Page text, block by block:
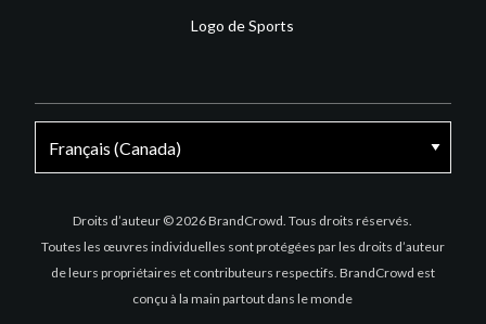
Logo de Sports
Droits d’auteur © 2026 BrandCrowd. Tous droits réservés.
Toutes les œuvres individuelles sont protégées par les droits d’auteur
de leurs propriétaires et contributeurs respectifs. BrandCrowd est
conçu à la main partout dans le monde